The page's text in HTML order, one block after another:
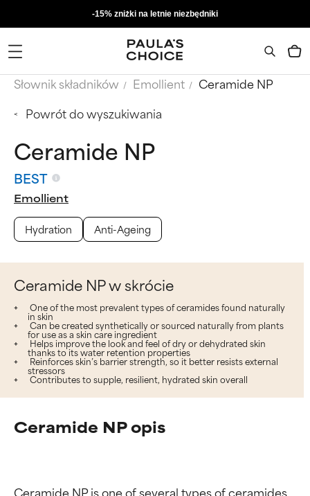
-15% zniżki na letnie niezbędniki
Słownik składników Emollient
Ceramide NP
Powrót do wyszukiwania
Ceramide NP
BEST
Emollient
Hydration
Anti-Ageing
Ceramide NP w skrócie
One of the most prevalent types of ceramides found naturally
in skin
Can be created synthetically or sourced naturally from plants
for use as a skin care ingredient
Helps improve the look and feel of dry or dehydrated skin
thanks to its water retention properties
Reinforces skin’s barrier strength, so it better resists external
stressors
Contributes to supple, resilient, hydrated skin overall
Ceramide NP opis
Ceramide NP is one of several types of ceramides